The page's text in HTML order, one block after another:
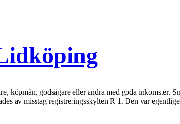
köpmän, godsägare eller andra med goda inkomster.
av misstag registreringsskylten R 1. Den var